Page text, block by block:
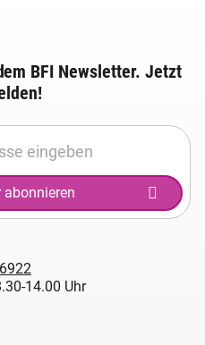
BFI Newsletter. Jetzt
abonnieren
14.00 Uhr